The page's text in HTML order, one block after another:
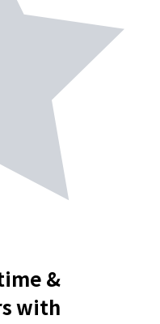
&
with